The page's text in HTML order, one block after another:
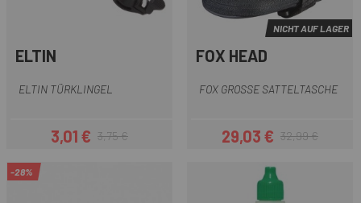
ELTIN
ELTIN TÜRKLINGEL
Preis
3,01 €Regulärer Preis
3,75 €
NICHT AUF LAGER
FOX HEAD
FOX GROSSE SATTELTASCHE
Preis
29,03 €Regulärer Preis
32,99 €
-28%